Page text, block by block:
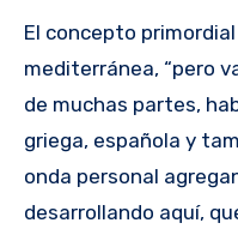
El concepto
mediterránea, “pero
de muchas partes,
griega, española y
onda personal
desarrollando aquí,